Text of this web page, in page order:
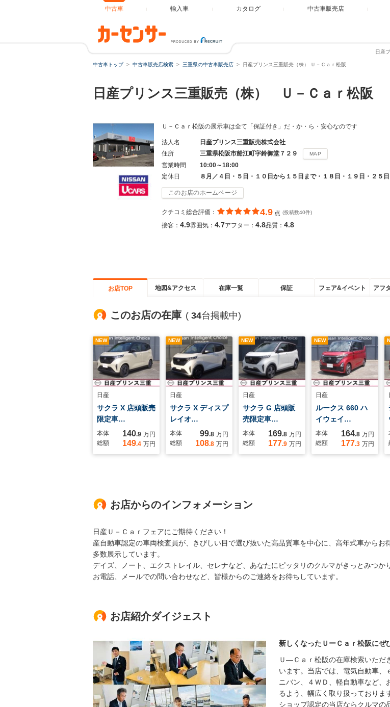
中古車 輸入車 カタログ 中古車販売店
日産
中古車トップ 中古車販売店検索 三重県の中古車販売店 日産プリンス三重販売（株） Ｕ－Ｃａｒ松阪
日産プリンス三重販売（株） Ｕ－Ｃａｒ松阪
Ｕ－Ｃａｒ松阪の展示車は全て「保証付き」だ・か・ら・安心なのです
法人名
日産プリンス三重販売株式会社
住所
三重県松阪市船江町字鈴御堂７２９ MAP
営業時間
10:00～18:00
定休日
８月／４日・５日・１０日から１５日まで・１８日・１９日・２５日
このお店のホームページ
クチコミ総合評価： 4.9 点 (投稿数40件)
接客： 4.9雰囲気： 4.7アフター： 4.8品質： 4.8
お店TOP 地図&アクセス 在庫一覧 保証 フェア&イベント アフ
このお店の在庫 ( 34台掲載中)
NEW
日産
サクラ X 店頭販売
限定車…
本体 140.9 万円
総額
149.4 万円
NEW
日産
サクラ X ディスプ
レイオ…
本体 99.8 万円
総額
108.8 万円
NEW
日産
サクラ G 店頭販
売限定車…
本体 169.8 万円
総額
177.9 万円
NEW
日産
ルークス 660 ハ
イウェイ…
本体 164.8 万円
総額
177.3 万円
お店からのインフォメーション
日産Ｕ－Ｃａｒフェアにご期待くだ
産自動車認定の車両検査員が、きびしい目で選び抜いた高品質車を中心に、高年式車からお
多数展示しています。
デイズ、ノート、エクストレイル、セレナなど、あなたにピッタリのクルマがきっとみつか
お電話、メールでの問い合わせなど、皆様からのご連絡をお待ちしています。
お店紹介ダイジェスト
新しくなったＵーＣａｒ松阪にぜ
Ｕ―Ｃａｒ松阪の在庫検索いただ
います。当店では、電気自動車、
ニバン、４ＷＤ、軽自動車など、
るよう、幅広く取り扱っておりま
ショップ認定の当店ならクルマの